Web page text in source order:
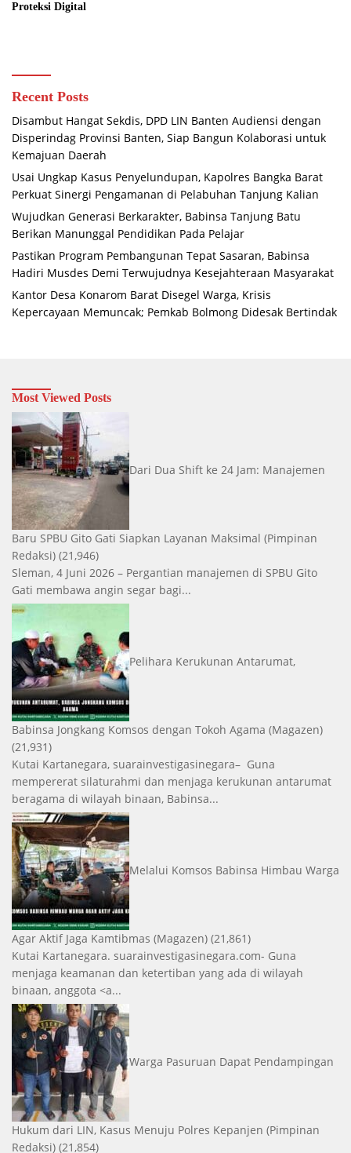
Proteksi Digital
Recent Posts
Disambut Hangat Sekdis, DPD LIN Banten Audiensi dengan
Disperindag Provinsi Banten, Siap Bangun Kolaborasi untuk
Kemajuan Daerah
Usai Ungkap Kasus Penyelundupan, Kapolres Bangka Barat
Perkuat Sinergi Pengamanan di Pelabuhan Tanjung Kalian
Wujudkan Generasi Berkarakter, Babinsa Tanjung Batu
Berikan Manunggal Pendidikan Pada Pelajar
Pastikan Program Pembangunan Tepat Sasaran, Babinsa
Hadiri Musdes Demi Terwujudnya Kesejahteraan Masyarakat
Kantor Desa Konarom Barat Disegel Warga, Krisis
Kepercayaan Memuncak; Pemkab Bolmong Didesak Bertindak
Most Viewed Posts
Dari Dua Shift ke 24 Jam: Manajemen
Baru SPBU Gito Gati Siapkan Layanan Maksimal (Pimpinan
Redaksi) (21,946)
Sleman, 4 Juni 2026 – Pergantian manajemen di SPBU Gito
Gati membawa angin segar bagi...
Pelihara Kerukunan Antarumat,
Babinsa Jongkang Komsos dengan Tokoh Agama (Magazen)
(21,931)
Kutai Kartanegara, suarainvestigasinegara– Guna
mempererat silaturahmi dan menjaga kerukunan antarumat
beragama di wilayah binaan, Babinsa...
Melalui Komsos Babinsa Himbau Warga
Agar Aktif Jaga Kamtibmas (Magazen) (21,861)
Kutai Kartanegara. suarainvestigasinegara.com- Guna
menjaga keamanan dan ketertiban yang ada di wilayah
binaan, anggota <a...
Warga Pasuruan Dapat Pendampingan
Hukum dari LIN, Kasus Menuju Polres Kepanjen (Pimpinan
Redaksi) (21,854)